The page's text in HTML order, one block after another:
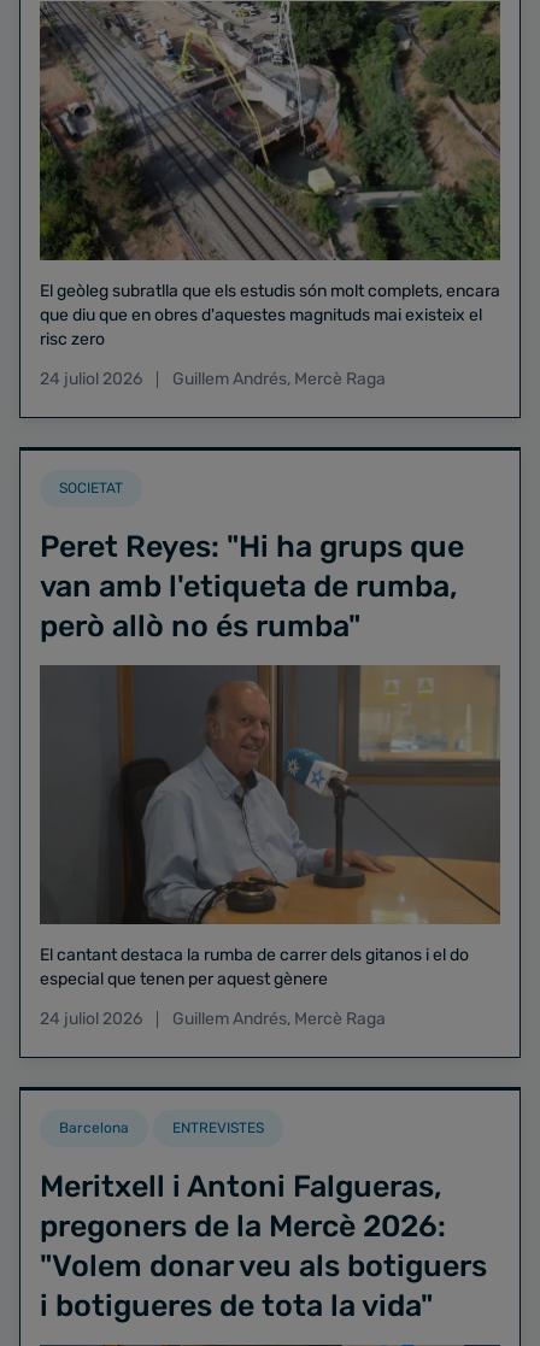
El geòleg subratlla que els estudis són molt complets, encara
que diu que en obres d'aquestes magnituds mai existeix el
risc zero
24 juliol 2026
Guillem Andrés, Mercè Raga
SOCIETAT
Peret Reyes: "Hi ha grups que
van amb l'etiqueta de rumba,
però allò no és rumba"
El cantant destaca la rumba de carrer dels gitanos i el do
especial que tenen per aquest gènere
24 juliol 2026
Guillem Andrés, Mercè Raga
Barcelona ENTREVISTES
Meritxell i Antoni Falgueras,
pregoners de la Mercè 2026:
"Volem donar veu als botiguers
i botigueres de tota la vida"